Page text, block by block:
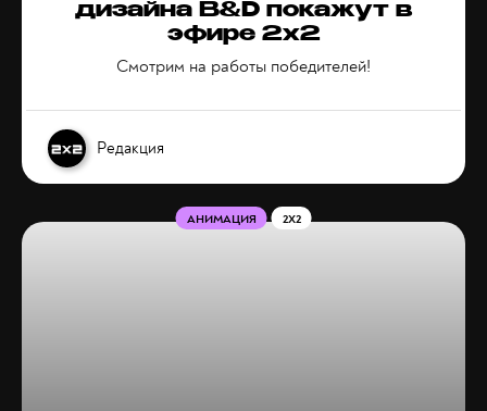
дизайна B&D покажут в
эфире 2х2
Смотрим на работы победителей!
Редакция
АНИМАЦИЯ 2X2